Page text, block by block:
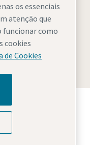
permite uma
os essenciais
atenção que
funcionar como
cookies
de Cookies